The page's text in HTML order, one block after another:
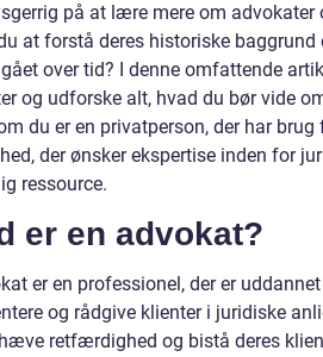
på at lære mere om advokater
at forstå deres historiske baggrund
over tid? I denne omfattende
og udforske alt, hvad du bør vide
du er en privatperson, der har
der ønsker ekspertise inden for
ressource.
er en advokat?
er en professionel, der er
og rådgive klienter i juridiske
retfærdighed og bistå deres